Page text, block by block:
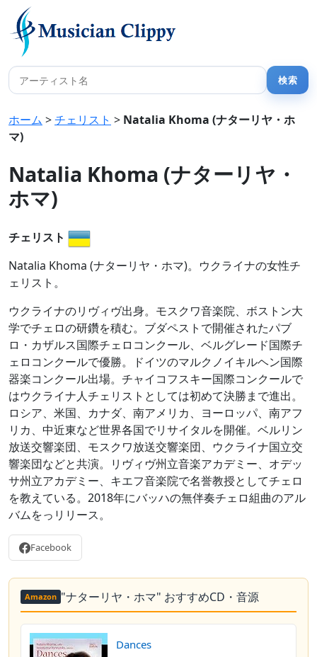
ホーム >チェリスト > Natalia Khoma (ナターリヤ・ホ
マ)
Natalia Khoma (ナターリヤ・
ホマ)
チェリスト
Natalia Khoma (ナターリヤ・ホマ)。ウクライナの女性チ
ェリスト。
ウクライナのリヴィヴ出身。モスクワ音楽院、ボストン大
学でチェロの研鑽を積む。ブダペストで開催されたパブ
ロ・カザルス国際チェロコンクール、ベルグレード国際チ
ェロコンクールで優勝。ドイツのマルクノイキルヘン国際
器楽コンクール出場。チャイコフスキー国際コンクールで
はウクライナ人チェリストとしては初めて決勝まで進出。
ロシア、米国、カナダ、南アメリカ、ヨーロッパ、南アフ
リカ、中近東など世界各国でリサイタルを開催。ベルリン
放送交響楽団、モスクワ放送交響楽団、ウクライナ国立交
響楽団などと共演。リヴィヴ州立音楽アカデミー、オデッ
サ州立アカデミー、キエフ音楽院で名誉教授としてチェロ
を教えている。2018年にバッハの無伴奏チェロ組曲のアル
バムをっリリース。
Facebook
Amazon "ナターリヤ・ホマ" おすすめCD・音源
Dances